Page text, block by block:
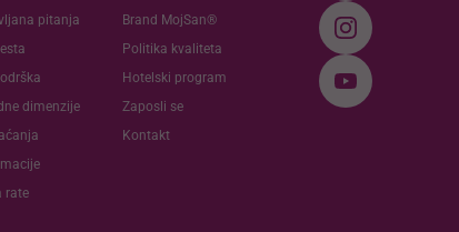
pitanja
dimenzije
rate
Brand MojSan®
Politika kvaliteta
Hotelski program
Zaposli se
Kontakt